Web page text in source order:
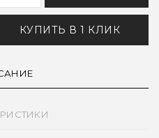
КУПИТЬ В 1 КЛИК